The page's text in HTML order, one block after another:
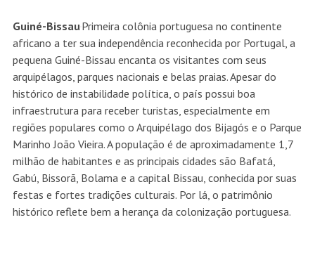
Guiné-BissauPrimeira colônia portuguesa no continente
africano a ter sua independência reconhecida por Portugal, a
pequena Guiné-Bissau encanta os visitantes com seus
arquipélagos, parques nacionais e belas praias. Apesar do
histórico de instabilidade política, o país possui boa
infraestrutura para receber turistas, especialmente em
regiões populares como o Arquipélago dos Bijagós e o Parque
Marinho João Vieira. A população é de aproximadamente 1,7
milhão de habitantes e as principais cidades são Bafatá,
Gabú, Bissorã, Bolama e a capital Bissau, conhecida por suas
festas e fortes tradições culturais. Por lá, o patrimônio
histórico reflete bem a herança da colonização portuguesa.